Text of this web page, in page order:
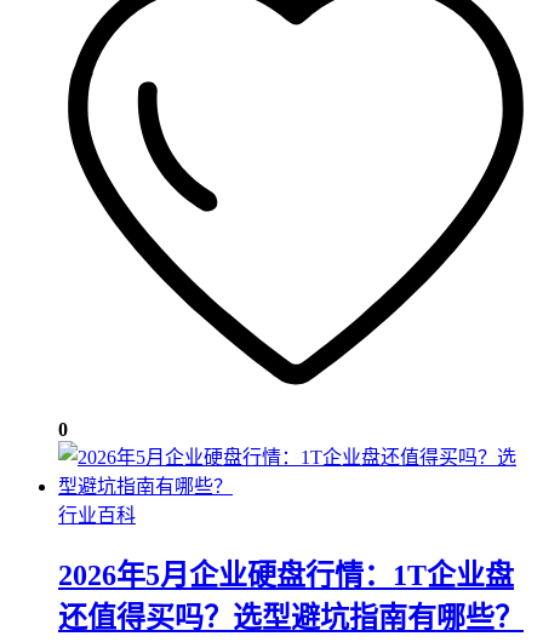
0
行业百科
2026年5月企业硬盘行情：1T企业盘
还值得买吗？选型避坑指南有哪些？